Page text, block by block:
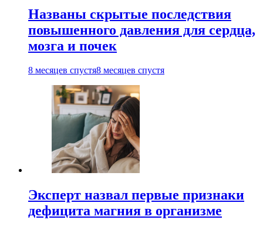
Названы скрытые последствия
повышенного давления для сердца,
мозга и почек
8 месяцев спустя8 месяцев спустя
Эксперт назвал первые признаки
дефицита магния в организме